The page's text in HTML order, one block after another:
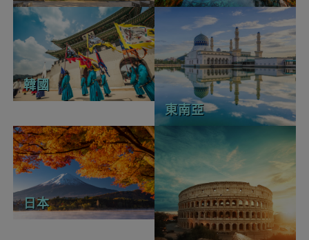
韓國
東南亞
日本